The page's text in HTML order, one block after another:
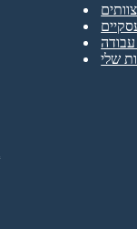
עבודה
שלי